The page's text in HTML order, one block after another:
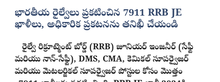
భారతీయ రైల్వేలు ప్రకటించిన 7911 RRB JE
ఖాళీలు, అధికారిక ప్రకటనను తనిఖీ చేయండి
రైల్వే రిక్రూట్మెంట్ బోర్డ్ (RRB) జూనియర్ ఇంజనీర్ (సేఫ్టీ
మరియు నాన్-సేఫ్టీ), DMS, CMA, కెమికల్ సూపర్వైజర్
మరియు మెటలర్జికల్ సూపర్వైజర్ పోస్టుల కోసం మొత్తం